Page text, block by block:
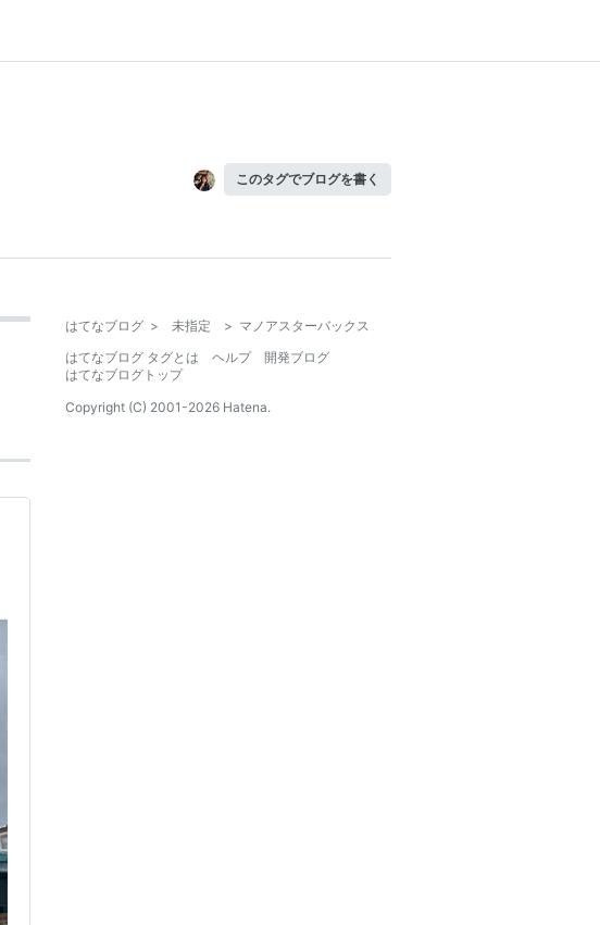
このタグでブログを書く
はてなブログ > 未指定 > マノアスターバックス
はてなブログ タグとは
ヘルプ
開発ブログ
はてなブログトップ
Copyright (C) 2001-2026 Hatena.